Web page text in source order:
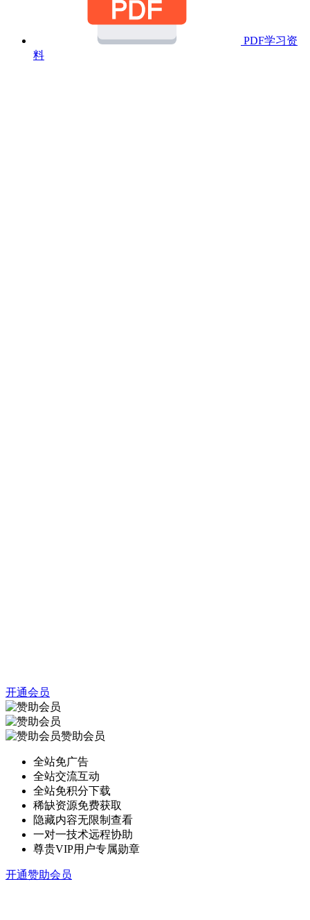
PDF学习资
料
开通会员
赞助会员
全站免广告
全站交流互动
全站免积分下载
稀缺资源免费获取
隐藏内容无限制查看
一对一技术远程协助
尊贵VIP用户专属勋章
开通赞助会员